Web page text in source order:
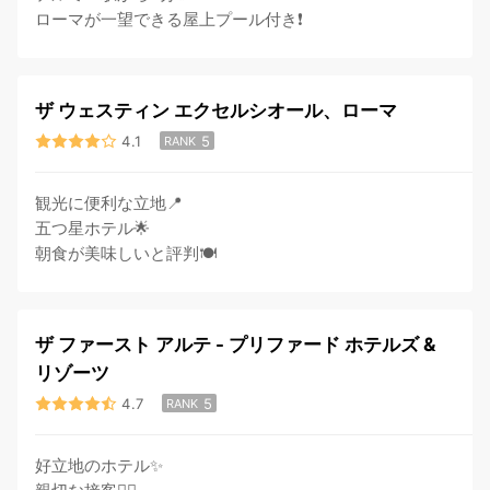
ローマが一望できる屋上プール付き❗️
ザ ウェスティン エクセルシオール、ローマ
4.1 RANK 5
観光に便利な立地📍
五つ星ホテル🌟
朝食が美味しいと評判🍽
ザ ファースト アルテ - プリファード ホテルズ &
リゾーツ
4.7 RANK 5
好立地のホテル✨